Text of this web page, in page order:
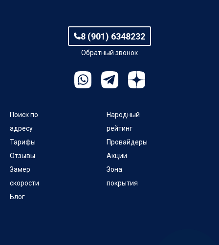
8 (901) 6348232
Обратный звонок
Поиск по
адресу
Тарифы
Отзывы
Замер
скорости
Блог
Народный
рейтинг
Провайдеры
Акции
Зона
покрытия